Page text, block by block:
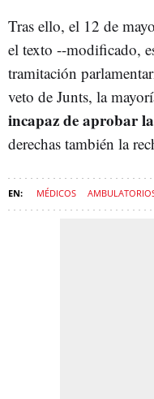
Tras ello, el 12 de
el texto --modificado,
tramitación
veto de Junts, la
incapaz de aprobar
derechas también la
MÉDICOS